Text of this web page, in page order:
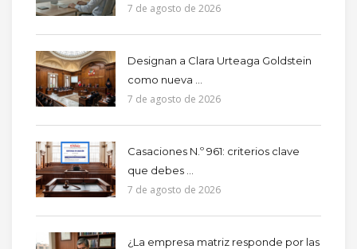
7 de agosto de 2026
Designan a Clara Urteaga Goldstein
como nueva ...
7 de agosto de 2026
Casaciones N.º 961: criterios clave
que debes ...
7 de agosto de 2026
¿La empresa matriz responde por las